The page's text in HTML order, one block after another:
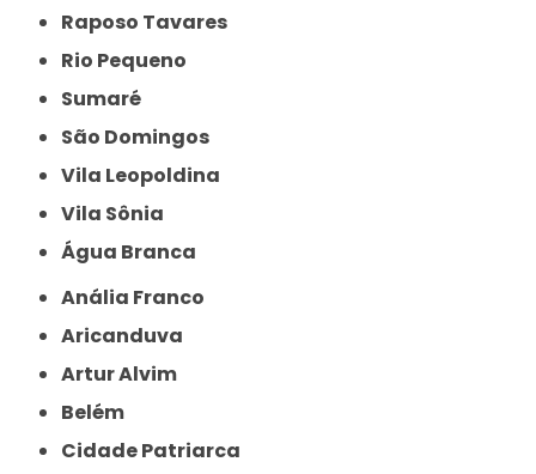
Raposo Tavares
Rio Pequeno
Sumaré
São Domingos
Vila Leopoldina
Vila Sônia
Água Branca
Anália Franco
Aricanduva
Artur Alvim
Belém
Cidade Patriarca